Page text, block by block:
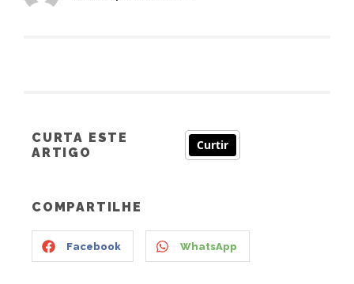
CURTA ESTE
ARTIGO
Curtir
COMPARTILHE
Facebook WhatsApp